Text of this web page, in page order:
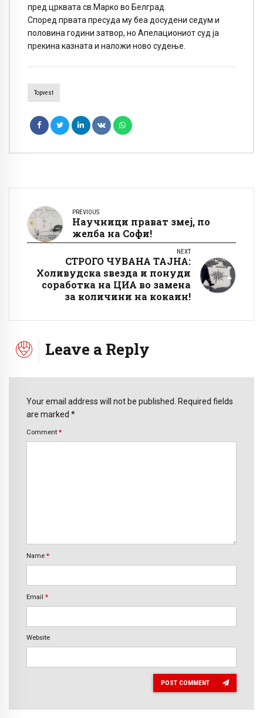
пред црквата св.Марко во Белград.
Според првата пресуда му беа досудени седум и
половина години затвор, но Апелациониот суд ја
прекина казната и наложи ново судење.
Topvest
PREVIOUS
Научници прават змеј, по
желба на Софи!
NEXT
СТРОГО ЧУВАНА ТАЈНА:
Холивудска ѕвезда и понуди
соработка на ЦИА во замена
за количини на кокаин!
Leave a Reply
Your email address will not be published. Required fields
are marked *
Comment *
Name *
Email *
Website
POST COMMENT